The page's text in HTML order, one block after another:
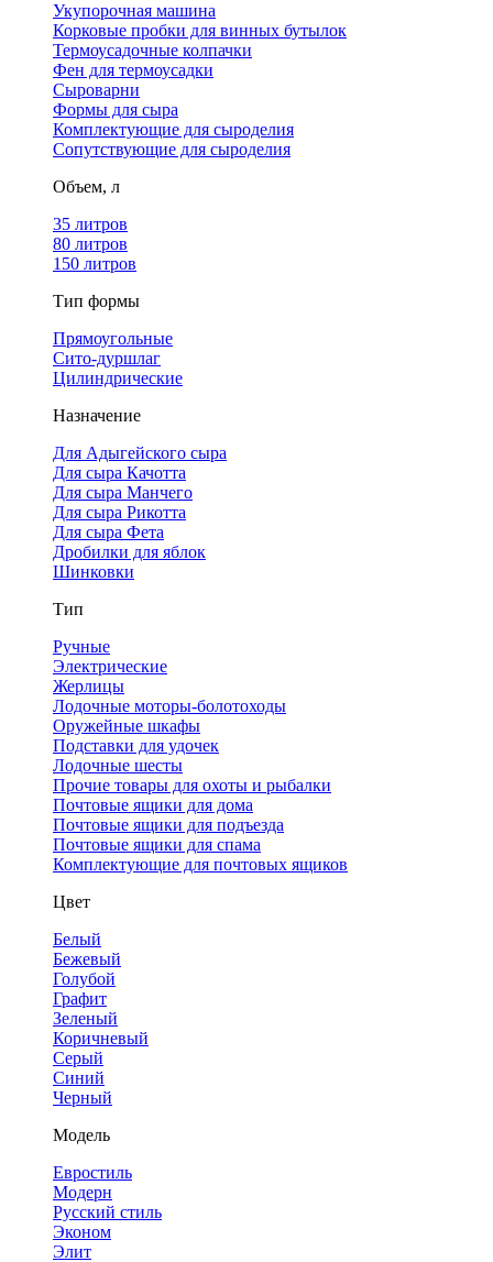
Укупорочная машина
Корковые пробки для винных бутылок
Термоусадочные колпачки
Фен для термоусадки
Сыроварни
Формы для сыра
Комплектующие для сыроделия
Сопутствующие для сыроделия
Объем, л
35 литров
80 литров
150 литров
Тип формы
Прямоугольные
Сито-дуршлаг
Цилиндрические
Назначение
Для Адыгейского сыра
Для сыра Качотта
Для сыра Манчего
Для сыра Рикотта
Для сыра Фета
Дробилки для яблок
Шинковки
Тип
Ручные
Электрические
Жерлицы
Лодочные моторы-болотоходы
Оружейные шкафы
Подставки для удочек
Лодочные шесты
Прочие товары для охоты и рыбалки
Почтовые ящики для дома
Почтовые ящики для подъезда
Почтовые ящики для спама
Комплектующие для почтовых ящиков
Цвет
Белый
Бежевый
Голубой
Графит
Зеленый
Коричневый
Серый
Синий
Черный
Модель
Евростиль
Модерн
Русский стиль
Эконом
Элит